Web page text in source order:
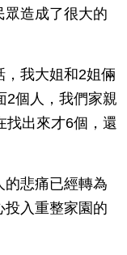
眾造成了很大的
我大姐和2姐倆
2個人，我們家親
找出來才6個，還
的悲痛已經轉為
投入重整家園的